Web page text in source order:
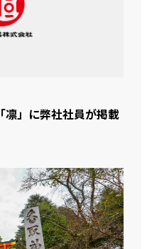
凛」に弊社社員が掲載